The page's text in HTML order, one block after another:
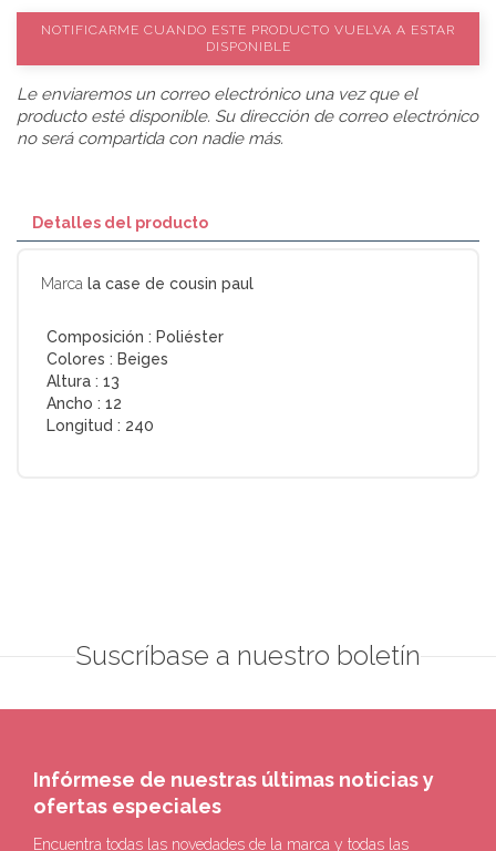
NOTIFICARME CUANDO ESTE PRODUCTO VUELVA A ESTAR
DISPONIBLE
Le enviaremos un correo electrónico una vez que el
producto esté disponible. Su dirección de correo electrónico
no será compartida con nadie más.
Detalles del producto
Marca la case de cousin paul
Composición : Poliéster
Colores : Beiges
Altura : 13
Ancho : 12
Longitud : 240
Suscríbase a nuestro boletín
Infórmese de nuestras últimas noticias y
ofertas especiales
Encuentra todas las novedades de la marca y todas las